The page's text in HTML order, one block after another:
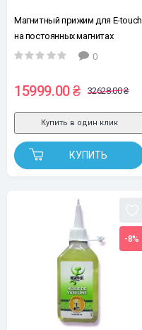
Магнитный прижим для E-touch
на постоянных магнитах
0
15999.00 ₴ 32628.00 ₴
КУПИТЬ
Купить в один клик
-8%